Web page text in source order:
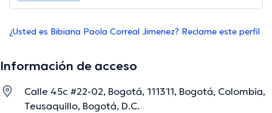
¿Usted es Bibiana Paola Correal Jimenez? Reclame este perfil
Información de acceso
Calle 45c #22-02, Bogotá, 111311, Bogotá, Colombia,
Teusaquillo, Bogotá, D.C.